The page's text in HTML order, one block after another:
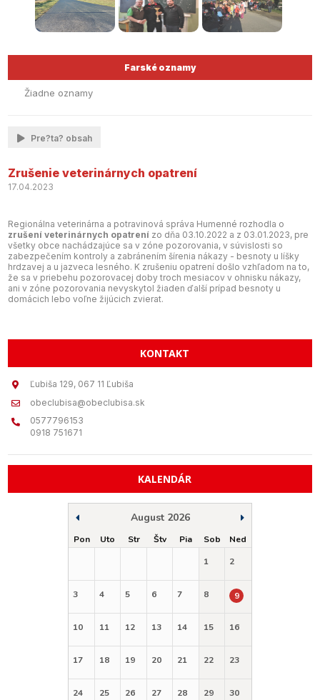
Farské oznamy
Žiadne oznamy
Pre?ta? obsah
Zrušenie veterinárnych opatrení
17.04.2023
Regionálna veterinárna a potravinová správa Humenné rozhodla o
zrušení veterinárnych opatrení zo dňa 03.10.2022 a z 03.01.2023, pre
všetky obce nachádzajúce sa v zóne pozorovania, v súvislosti so
zabezpečením kontroly a zabránením šírenia nákazy - besnoty u líšky
hrdzavej a u jazveca lesného. K zrušeniu opatrení došlo vzhľadom na to,
že sa v priebehu pozorovacej doby troch mesiacov v ohnisku nákazy,
ani v zóne pozorovania nevyskytol žiaden ďalší prípad besnoty u
domácich lebo voľne žijúcich zvierat.
KONTAKT
Ľubiša 129, 067 11 Ľubiša
obeclubisa@obeclubisa.sk
0577796153
0918 751671
KALENDÁR
August 2026
Pon Uto Str Štv Pia Sob
Ned
1
2
3 4 5 6 7 8 9
10 11 12 13 14 15 16
17 18 19 20 21 22 23
24 25 26 27 28 29 30